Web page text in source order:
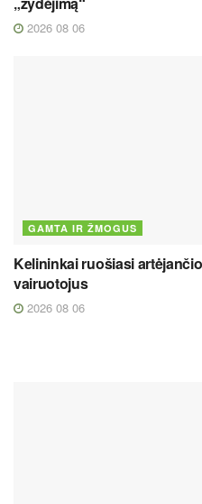
2026 08 06
GAMTA IR ŽMOGUS
Kelininkai ruošiasi
vairuotojus
2026 08 06